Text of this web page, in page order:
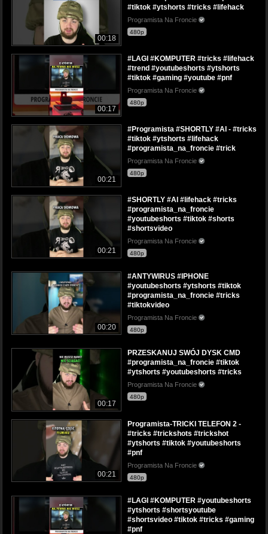
00:18
#tiktok #ytshorts #tricks #lifehack
Programista Na Froncie
480p
00:17
#LAGI #KOMPUTER #tricks #lifehack
#trend #youtubeshorts #ytshorts
#tiktok #gaming #youtube #pnf
Programista Na Froncie
480p
00:21
#Programista #SHORTLY #AI - #tricks
#tiktok #ytshorts #lifehack
#programista_na_froncie #trick
Programista Na Froncie
480p
00:21
#SHORTLY #AI #lifehack #tricks
#programista_na_froncie
#youtubeshorts #tiktok #shorts
#shortsvideo
Programista Na Froncie
480p
00:20
#ANTYWIRUS #IPHONE
#youtubeshorts #ytshorts #tiktok
#programista_na_froncie #tricks
#tiktokvideo
Programista Na Froncie
480p
00:17
PRZESKANUJ SWÓJ DYSK CMD
#programista_na_froncie #tiktok
#ytshorts #youtubeshorts #tricks
Programista Na Froncie
480p
00:21
Programista-TRICKI TELEFON 2 -
#tricks #trickshots #trickshot
#ytshorts #tiktok #youtubeshorts
#pnf
Programista Na Froncie
480p
#LAGI #KOMPUTER #youtubeshorts
#ytshorts #shortsyoutube
#shortsvideo #tiktok #tricks #gaming
#pnf